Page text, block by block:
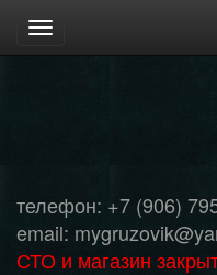
Toggle
navigation
телефон: +7 (906)
email:
СТО и магазин